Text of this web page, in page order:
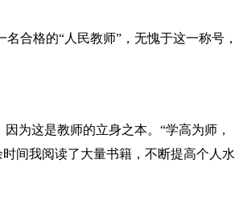
格的“人民教师”，无愧于这一称号，
为这是教师的立身之本。“学高为师，
间我阅读了大量书籍，不断提高个人水